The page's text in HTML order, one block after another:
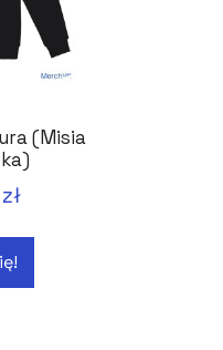
(Misia